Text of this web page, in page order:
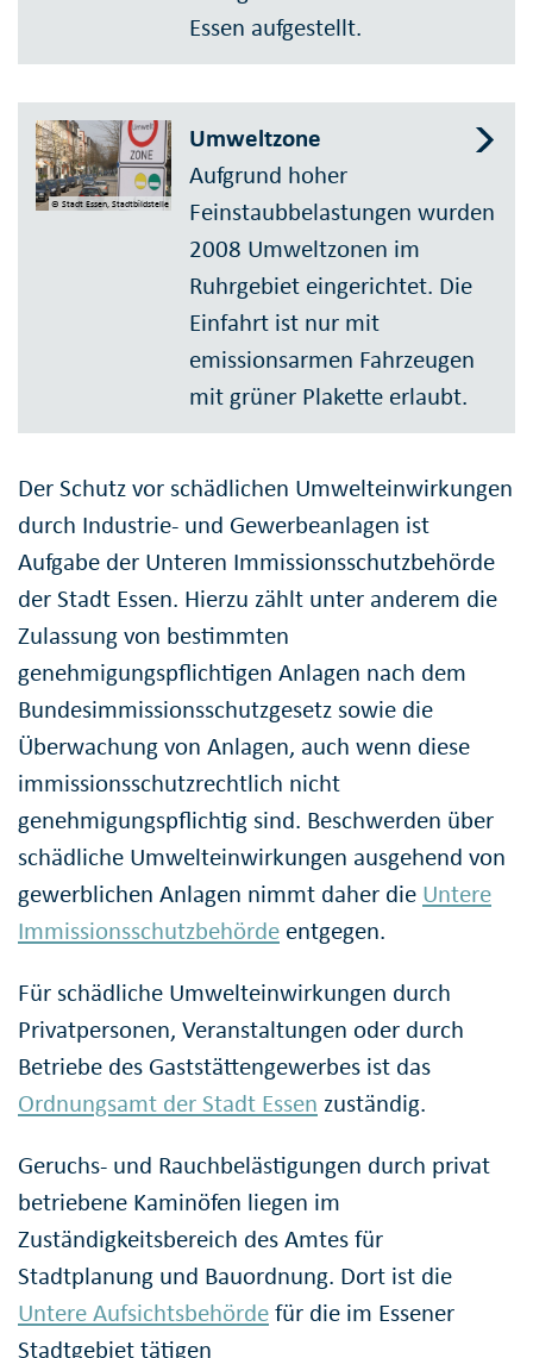
Essen aufgestellt.
© Stadt Essen, Stadtbildstelle
Umweltzone
Aufgrund hoher
Feinstaubbelastungen wurden
2008 Umweltzonen im
Ruhrgebiet eingerichtet. Die
Einfahrt ist nur mit
emissionsarmen Fahrzeugen
mit grüner Plakette erlaubt.
Der Schutz vor schädlichen Umwelteinwirkungen
durch Industrie- und Gewerbeanlagen ist
Aufgabe der Unteren Immissionsschutzbehörde
der Stadt Essen. Hierzu zählt unter anderem die
Zulassung von bestimmten
genehmigungspflichtigen Anlagen nach dem
Bundesimmissionsschutzgesetz sowie die
Überwachung von Anlagen, auch wenn diese
immissionsschutzrechtlich nicht
genehmigungspflichtig sind. Beschwerden über
schädliche Umwelteinwirkungen ausgehend von
gewerblichen Anlagen nimmt daher die Untere
Immissionsschutzbehörde entgegen.
Für schädliche Umwelteinwirkungen durch
Privatpersonen, Veranstaltungen oder durch
Betriebe des Gaststättengewerbes ist das
Ordnungsamt der Stadt Essen zuständig.
Geruchs- und Rauchbelästigungen durch privat
betriebene Kaminöfen liegen im
Zuständigkeitsbereich des Amtes für
Stadtplanung und Bauordnung. Dort ist die
Untere Aufsichtsbehördefür die im Essener
Stadtgebiet tätigen